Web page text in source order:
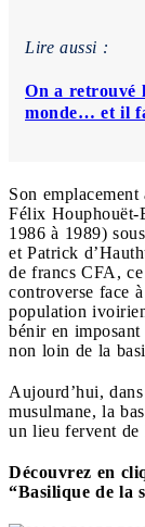
Lire aussi :
On a retrouvé
monde… et il
Son
Félix Houphouët-
1986 à 1989)
et Patrick
de francs CFA,
controverse face
population
bénir en
non loin de la
Aujourd’hui,
musulmane, la
un lieu fervent
Découvrez en
“Basilique de la